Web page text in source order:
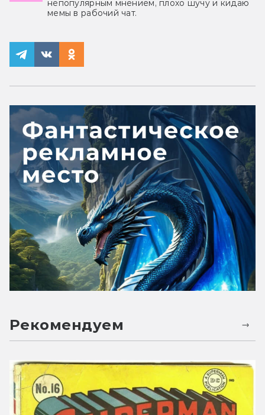
непопулярным мнением, плохо шучу и кидаю
мемы в рабочий чат.
Рекомендуем